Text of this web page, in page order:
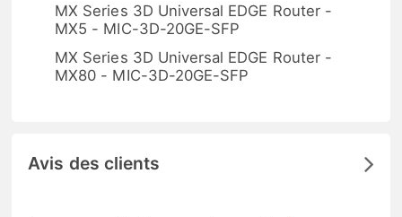
MX Series 3D Universal EDGE Router -
MX5 - MIC-3D-20GE-SFP
MX Series 3D Universal EDGE Router -
MX80 - MIC-3D-20GE-SFP
Avis des clients